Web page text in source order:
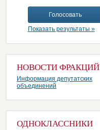
Показать результаты »
НОВОСТИ ФРАКЦИЙ
Информация депутатских
объединений
ОДНОКЛАССНИКИ